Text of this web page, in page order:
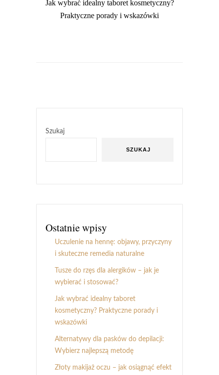
Jak wybrać idealny taboret kosmetyczny?
Praktyczne porady i wskazówki
Szukaj
SZUKAJ
Ostatnie wpisy
Uczulenie na hennę: objawy, przyczyny
i skuteczne remedia naturalne
Tusze do rzęs dla alergików – jak je
wybierać i stosować?
Jak wybrać idealny taboret
kosmetyczny? Praktyczne porady i
wskazówki
Alternatywy dla pasków do depilacji:
Wybierz najlepszą metodę
Złoty makijaż oczu – jak osiągnąć efekt